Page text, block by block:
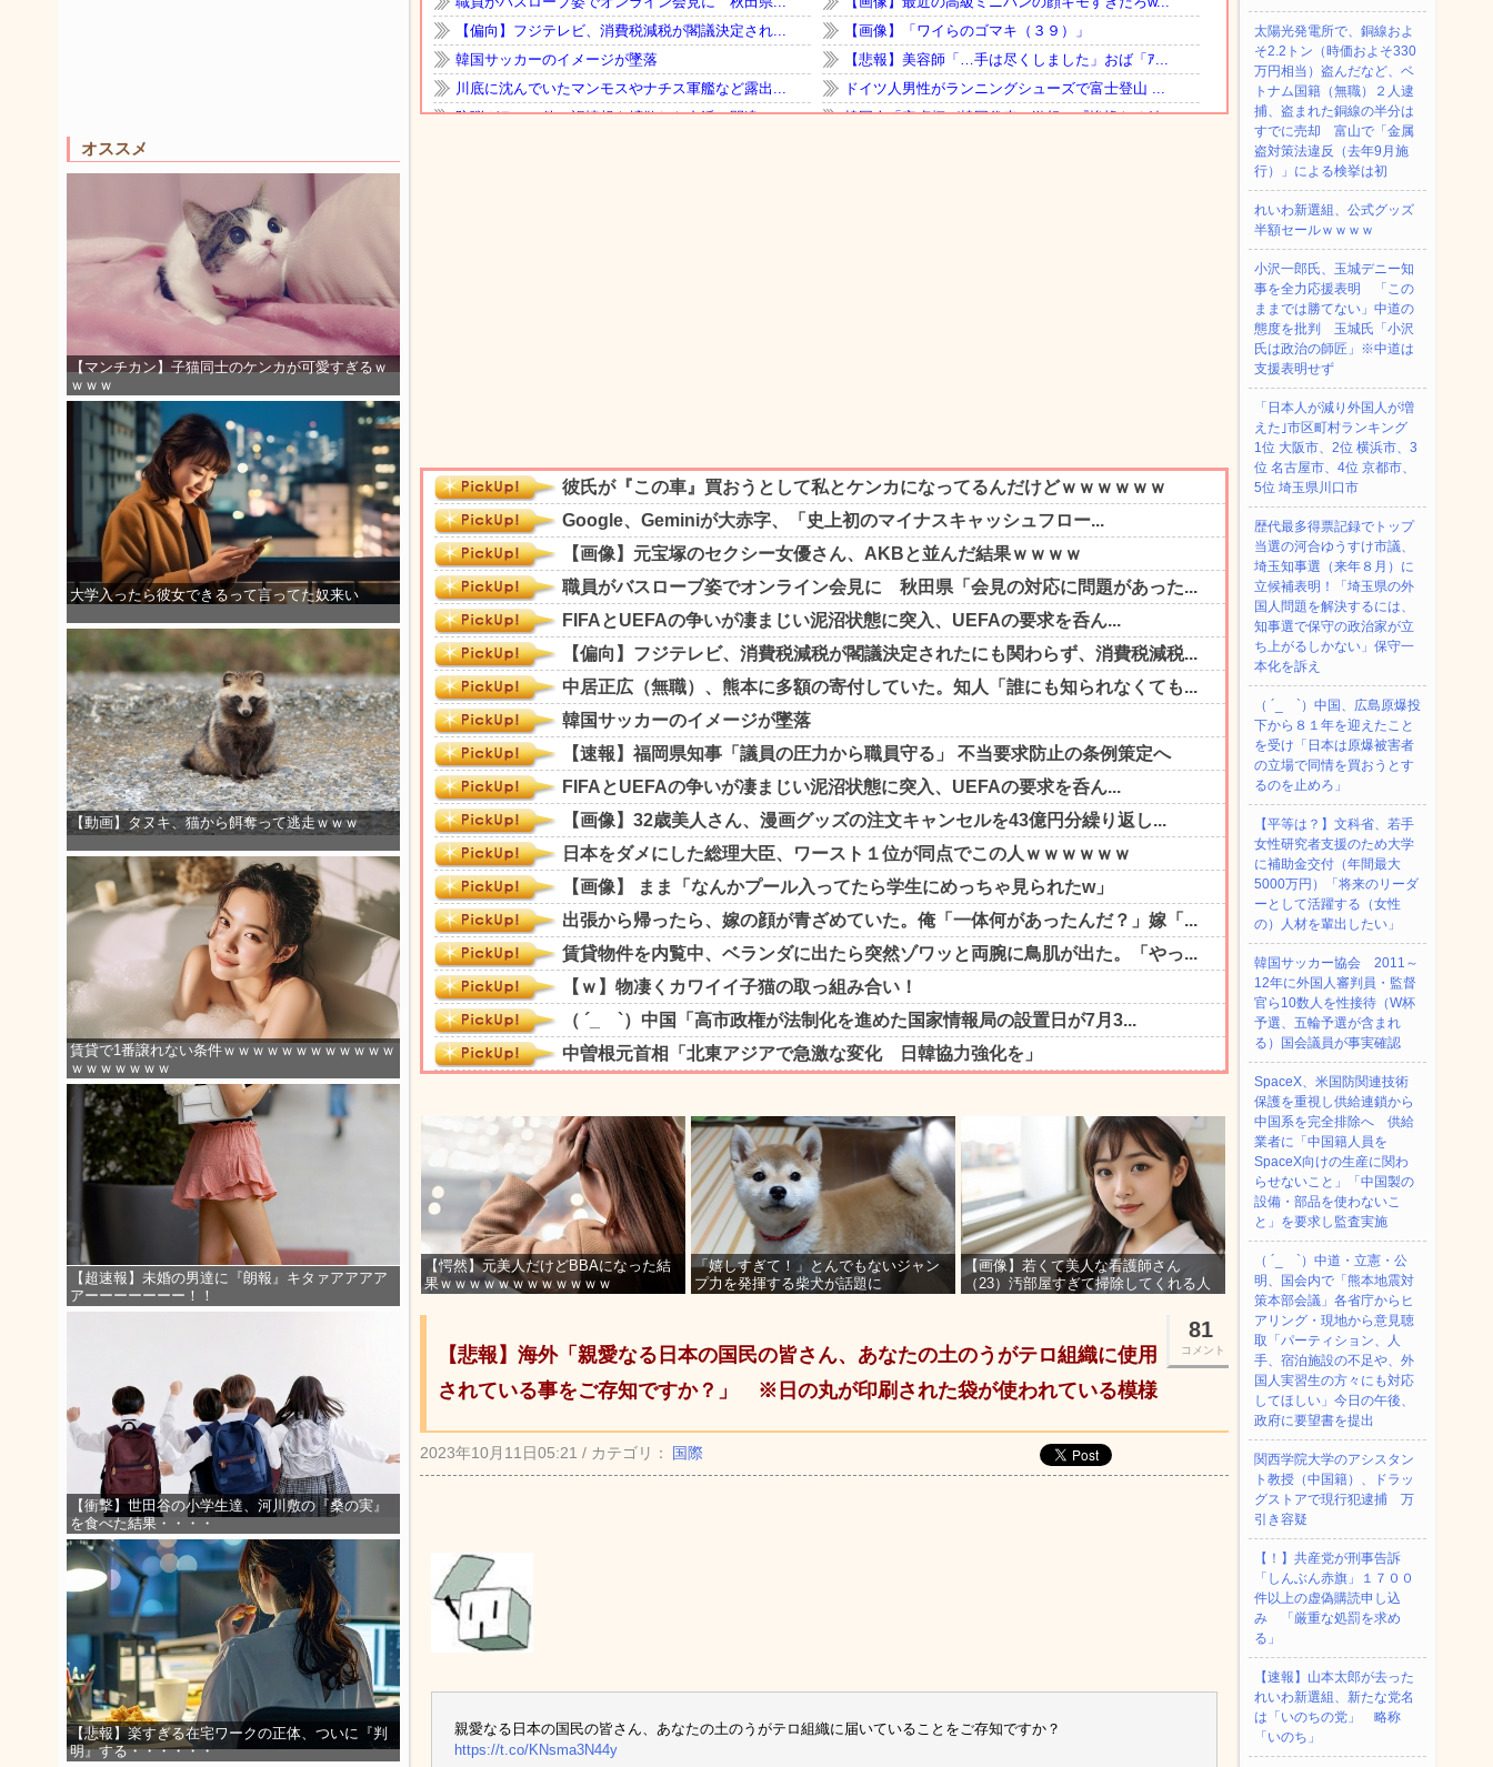
オススメ
【マンチカン】子猫同士のケンカが可愛すぎるｗ
ｗｗｗ
大学入ったら彼女できるって言ってた奴来い
【動画】タヌキ、猫から餌奪って逃走ｗｗｗ
賃貸で1番譲れない条件ｗｗｗｗｗｗｗｗｗｗｗｗ
ｗｗｗｗｗｗｗ
【超速報】未婚の男達に『朗報』キタァアアアア
アーーーーーーー！！
【衝撃】世田谷の小学生達、河川敷の『桑の実』
を食べた結果・・・・
【悲報】楽すぎる在宅ワークの正体、ついに『判
明』する・・・・・・
【愕然】元美人だけどBBAになった結
果ｗｗｗｗｗｗｗｗｗｗｗｗ
「嬉しすぎて！」とんでもないジャン
プ力を発揮する柴犬が話題に
【画像】若くて美人な看護師さん
（23）汚部屋すぎて掃除してくれる人
81
コメント
【悲報】海外「親愛なる日本の国民の皆さん、あなたの土のうがテロ組織に使用
されている事をご存知ですか？」 ※日の丸が印刷された袋が使われている模様
2023年10月11日05:21 / カテゴリ： 国際
親愛なる日本の国民の皆さん、あなたの土のうがテロ組織に届いていることをご存知ですか？
https://t.co/KNsma3N44y
太陽光発電所で、銅線およ
そ2.2トン（時価およそ330
万円相当）盗んだなど、ベ
トナム国籍（無職）２人逮
捕、盗まれた銅線の半分は
すでに売却 富山で「金属
盗対策法違反（去年9月施
行）」による検挙は初
れいわ新選組、公式グッズ
半額セールｗｗｗｗ
小沢一郎氏、玉城デニー知
事を全力応援表明 「この
ままでは勝てない」中道の
態度を批判 玉城氏「小沢
氏は政治の師匠」※中道は
支援表明せず
「日本人が減り外国人が増
えた｣市区町村ランキング
1位 大阪市、2位 横浜市、3
位 名古屋市、4位 京都市、
5位 埼玉県川口市
歴代最多得票記録でトップ
当選の河合ゆうすけ市議、
埼玉知事選（来年８月）に
立候補表明！「埼玉県の外
国人問題を解決するには、
知事選で保守の政治家が立
ち上がるしかない」保守一
本化を訴え
（ ´_ゝ`）中国、広島原爆投
下から８１年を迎えたこと
を受け「日本は原爆被害者
の立場で同情を買おうとす
るのを止めろ」
【平等は？】文科省、若手
女性研究者支援のため大学
に補助金交付（年間最大
5000万円）「将来のリーダ
ーとして活躍する（女性
の）人材を輩出したい」
韓国サッカー協会 2011～
12年に外国人審判員・監督
官ら10数人を性接待（W杯
予選、五輪予選が含まれ
る）国会議員が事実確認
SpaceX、米国防関連技術
保護を重視し供給連鎖から
中国系を完全排除へ 供給
業者に「中国籍人員を
SpaceX向けの生産に関わ
らせないこと」「中国製の
設備・部品を使わないこ
と」を要求し監査実施
（ ´_ゝ`）中道・立憲・公
明、国会内で「熊本地震対
策本部会議」各省庁からヒ
アリング・現地から意見聴
取「パーティション、人
手、宿泊施設の不足や、外
国人実習生の方々にも対応
してほしい」今日の午後、
政府に要望書を提出
関西学院大学のアシスタン
ト教授（中国籍）、ドラッ
グストアで現行犯逮捕 万
引き容疑
【！】共産党が刑事告訴
「しんぶん赤旗」１７００
件以上の虚偽購読申し込
み 「厳重な処罰を求め
る」
【速報】山本太郎が去った
れいわ新選組、新たな党名
は「いのちの党」 略称
「いのち」